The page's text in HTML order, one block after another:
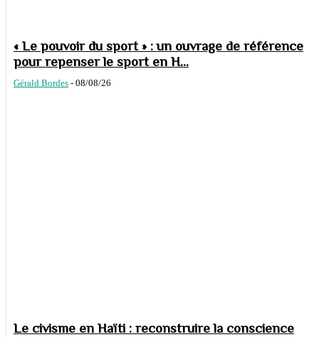
« Le pouvoir du sport » : un ouvrage de référence
pour repenser le sport en H...
Gérald Bordes - 08/08/26
Le civisme en Haïti : reconstruire la conscience